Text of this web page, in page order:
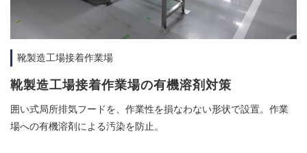
靴製造工場接着作業場
靴製造工場接着作業場の有機溶剤対策
囲い式局所排気フードを、作業性を損なわない形状で設置。作業
場への有機溶剤による汚染を防止。